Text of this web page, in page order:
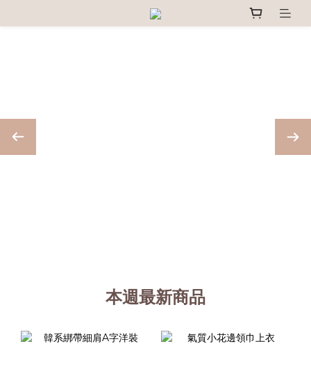
本週最新商品